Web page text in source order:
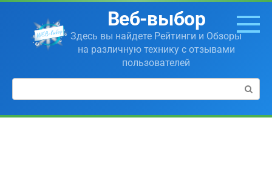
Перейти
контенту
Веб-выбор
Здесь вы найдете Рейтинги и Обзоры
на различную технику с отзывами
пользователей
Поиск: